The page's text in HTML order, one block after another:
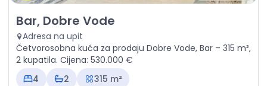
Prodaja - Kuća Bar, Dobre Vode
Bar, Dobre Vode
Adresa na upit
Četvorosobna kuća za prodaju Dobre Vode, Bar – 315 m²,
2 kupatila. Cijena: 530.000 €
4
2 315 m²